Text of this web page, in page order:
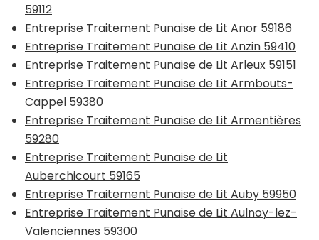
59112
Entreprise Traitement Punaise de Lit Anor 59186
Entreprise Traitement Punaise de Lit Anzin 59410
Entreprise Traitement Punaise de Lit Arleux 59151
Entreprise Traitement Punaise de Lit Armbouts-
Cappel 59380
Entreprise Traitement Punaise de Lit Armentières
59280
Entreprise Traitement Punaise de Lit
Auberchicourt 59165
Entreprise Traitement Punaise de Lit Auby 59950
Entreprise Traitement Punaise de Lit Aulnoy-lez-
Valenciennes 59300